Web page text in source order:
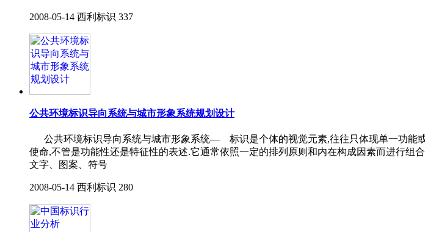
2008-05-14 西利标识 337
公共环境标识导向系统与城市形象系统规划设计
公共环境标识导向系统与城市形象系统— 标识是个体的视觉元素,往往只体现单一功能
使命,不管是功能性还是特征性的表述.它通常依照一定的排列原则和内在构成因素而进行
文字、图案、符号
2008-05-14 西利标识 280